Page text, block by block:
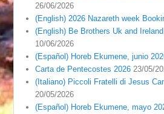
26/06/2026
(English) 2026 Nazareth week
(English) Be Brothers Uk and
10/06/2026
(Español) Horeb Ekumene, junio
Carta de Pentecostes 2026 23/05/
(Italiano) Piccoli Fratelli di Jesus
20/05/2026
(Español) Horeb Ekumene, mayo